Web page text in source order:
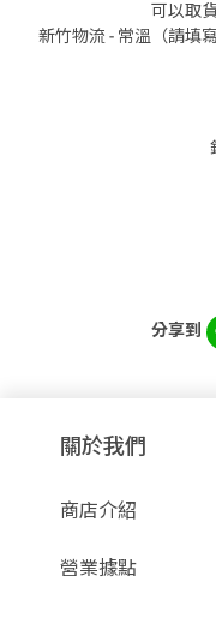
可以取
新竹物流 - 常溫（請填
分享到
關於我們
商店介紹
營業據點